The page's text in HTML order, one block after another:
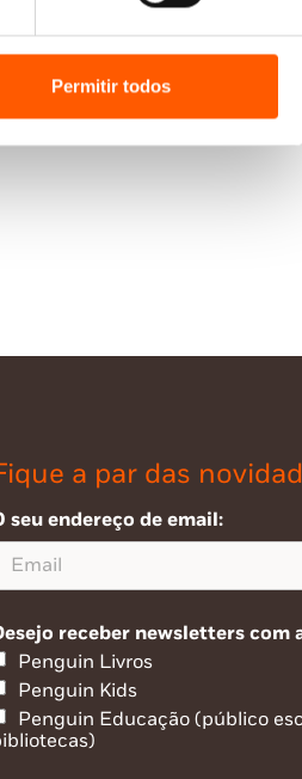
Permitir todos
a par das
seu endereço de email:
receber newsletters com
Penguin Livros
Penguin Kids
Penguin Educação (público